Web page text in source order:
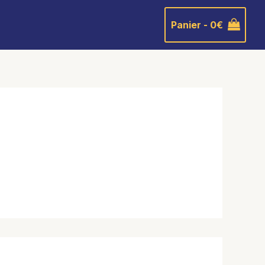
Panier - 0€